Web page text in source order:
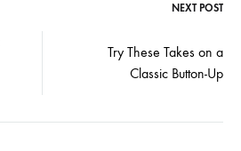
NEXT POST
Try These Takes on a
Classic Button-Up